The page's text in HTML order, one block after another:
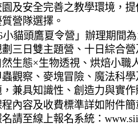
及安全完善之教學環境，
營隊選擇。
小貓頭鷹夏令營」辦理期間
劃三日雙主題營、十日綜合
生態×生物透視、烘焙小職
觀察、麥塊冒險、魔法科
兼具知識性、創造力與實
內容及收費標準詳如附件
請至線上報名系統：